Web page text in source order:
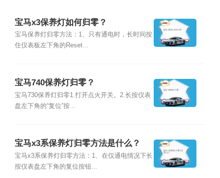
宝马x3保养灯如何归零？
宝马保养灯归零方法：1、只有通电时，长时间按
住仪表板左下角的Reset...
宝马740保养灯归零？
宝马730保养灯归零1.打开点火开关。2.长按仪表
盘左下角的“复位”按...
宝马x3系保养灯归零方法是什么？
宝马x3系保养灯归零方法：1、在仅通电情况下长
按仪表盘左下角的复位按钮...